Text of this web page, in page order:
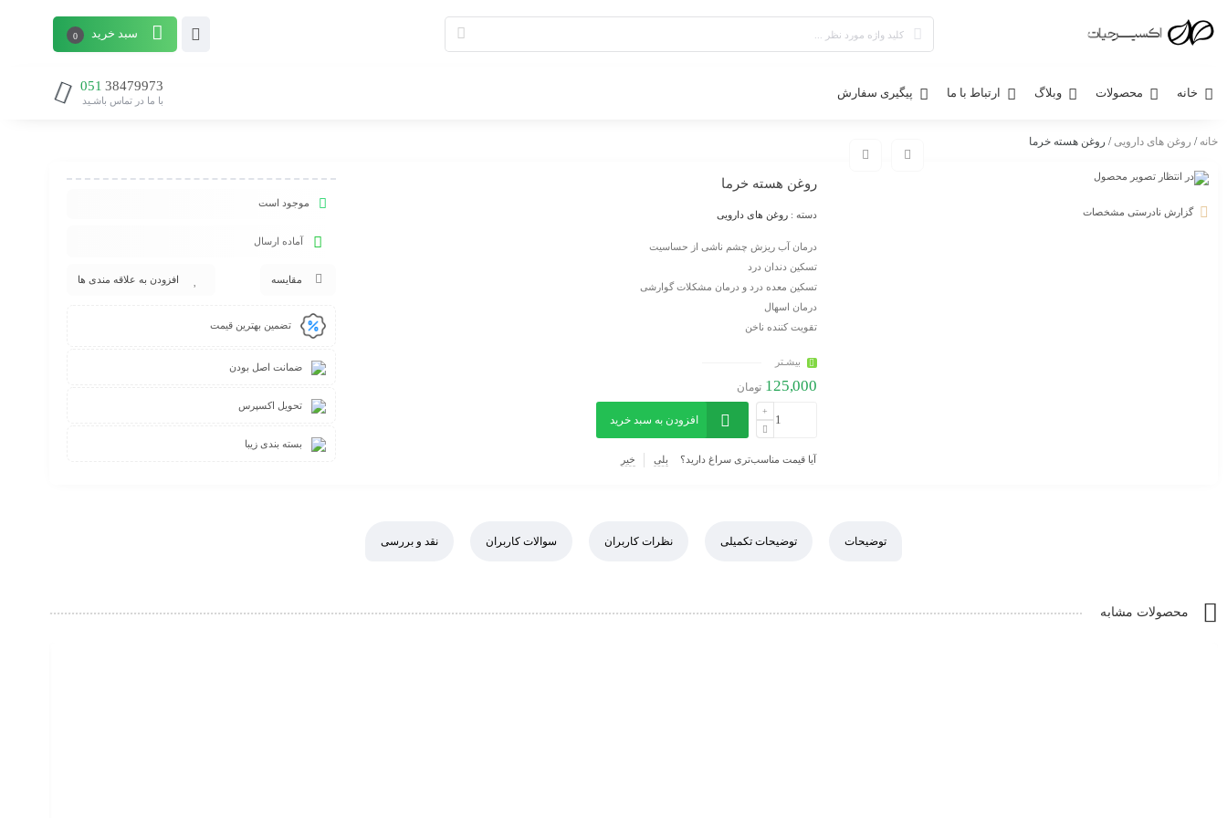
سبد خرید 0
خانه محصولات وبلاگ ارتباط با ما پیگیری سفارش 38479973
051
با ما در تماس باشـید
خانه / روغن های دارویی / روغن هسته خرما
گزارش نادرستی مشخصات
روغن هسته خرما
دسته :روغن های دارویی
درمان آب ریزش چشم ناشی از حساسیت
تسکین دندان درد
تسکین معده درد و درمان مشکلات گوارشی
درمان اسهال
تقویت کننده ناخن
بیشـتر
125,000 تومان
افزودن به سبد خرید
آیا قیمت مناسب‌تری سراغ دارید؟ بلی خیر
موجود است
آماده ارسال
مقایسه افزودن به علاقه مندی ها
تضمین بهترین قیمت
ضمانت اصل بودن
تحویل اکسپرس
بسته بندی زیبا
توضیحات توضیحات تکمیلی نظرات کاربران سوالات کاربران نقد و بررسی
محصولات مشابه